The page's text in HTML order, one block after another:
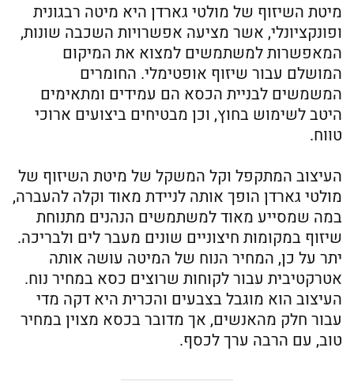
מיטת השיזוף של מולטי גארדן היא מיטה רבגונית
ופונקציונלי, אשר מציעה אפשרויות השכבה שונות,
המאפשרות למשתמשים למצוא את המיקום
המושלם עבור שיזוף אופטימלי. החומרים
המשמשים לבניית הכסא הם עמידים ומתאימים
היטב לשימוש בחוץ, וכן מבטיחים ביצועים ארוכי
טווח.
העיצוב המתקפל וקל המשקל של מיטת השיזוף של
מולטי גארדן הופך אותה לניידת מאוד וקלה להעברה,
במה שמסייע מאוד למשתמשים הנהנים מתנוחת
שיזוף במקומות חיצוניים שונים מעבר לים ולבריכה.
יתר על כן, המחיר הנוח של המיטה עושה אותה
אטרקטיבית עבור לקוחות שרוצים כסא במחיר נוח.
העיצוב הוא מוגבל בצבעים והכרית היא דקה מדי
עבור חלק מהאנשים, אך מדובר בכסא מצוין במחיר
טוב, עם הרבה ערך לכסף.